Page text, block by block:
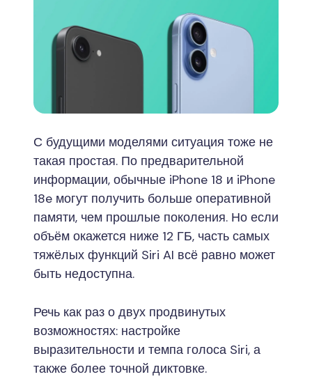
С будущими моделями ситуация тоже не
такая простая. По предварительной
информации, обычные iPhone 18 и iPhone
18e могут получить больше оперативной
памяти, чем прошлые поколения. Но если
объём окажется ниже 12 ГБ, часть самых
тяжёлых функций Siri AI всё равно может
быть недоступна.
Речь как раз о двух продвинутых
возможностях: настройке
выразительности и темпа голоса Siri, а
также более точной диктовке.